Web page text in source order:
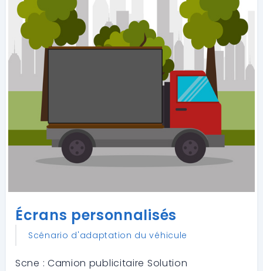
Écrans personnalisés
Scénario d'adaptation du véhicule
Scne : Camion publicitaire Solution